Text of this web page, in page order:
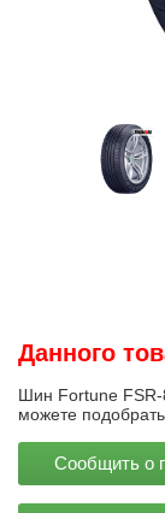
Данного
Шин Fortune FSR-
можете
Сообщить о